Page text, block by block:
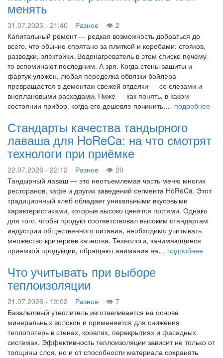
менять
31.07.2026 - 21:40 Разное
2
Капитальный ремонт — редкая возможность добраться до
всего, что обычно спрятано за плиткой и коробами: стояков,
разводки, электрики. Водонагреватель в этом списке почему-
то вспоминают последним. А зря. Когда стены зашиты и
фартук уложен, любая переделка обвязки бойлера
превращается в демонтаж свежей отделки — со слезами и
внеплановыми расходами. Ниже — как понять, в каком
состоянии прибор, когда его дешевле починить,… подробнее
Стандарты качества тандырного
лаваша для HoReCa: на что смотрят
технологи при приёмке
22.07.2026 - 22:12 Разное
20
Тандырный лаваш — это неотъемлемая часть меню многих
ресторанов, кафе и других заведений сегмента HoReCa. Этот
традиционный хлеб обладает уникальными вкусовыми
характеристиками, которые высоко ценятся гостями. Однако
для того, чтобы продукт соответствовал высоким стандартам
индустрии общественного питания, необходимо учитывать
множество критериев качества. Технологи, занимающиеся
приемкой продукции, обращают внимание на… подробнее
Что учитывать при выборе
теплоизоляции
21.07.2026 - 13:02 Разное
7
Базальтовый утеплитель изготавливается на основе
минеральных волокон и применяется для снижения
теплопотерь в стенах, кровлях, перекрытиях и фасадных
системах. Эффективность теплоизоляции зависит не только от
толщины слоя, но и от способности материала сохранять